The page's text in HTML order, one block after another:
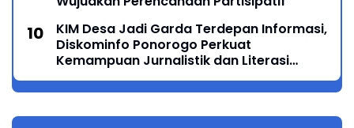
KIM Desa Jadi Garda Terdepan Informasi,
Diskominfo Ponorogo Perkuat
Kemampuan Jurnalistik dan Literasi
Digital